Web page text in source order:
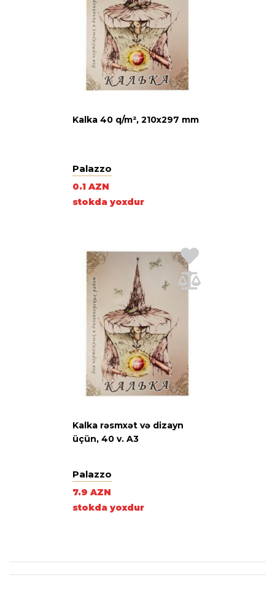
Kalka 40 q/m², 210х297 mm
Palazzo
0.1 AZN
stokda yoxdur
Kalka rəsmxət və dizayn
üçün, 40 v. A3
Palazzo
7.9 AZN
stokda yoxdur